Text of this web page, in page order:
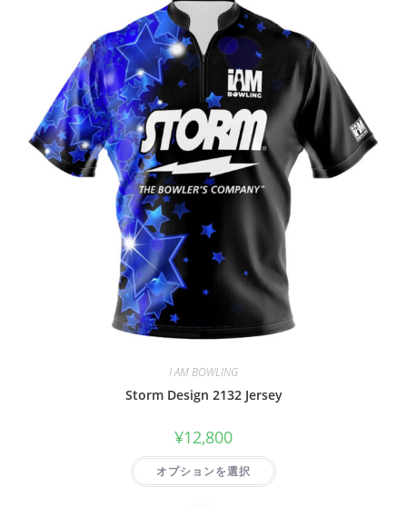
I AM BOWLING
Storm Design 2132 Jersey
¥12,800
オプションを選択